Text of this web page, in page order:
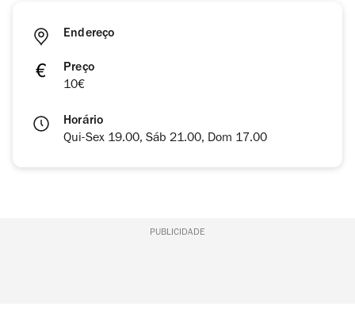
Endereço
Preço
10€
Horário
Qui-Sex 19.00, Sáb 21.00, Dom 17.00
PUBLICIDADE